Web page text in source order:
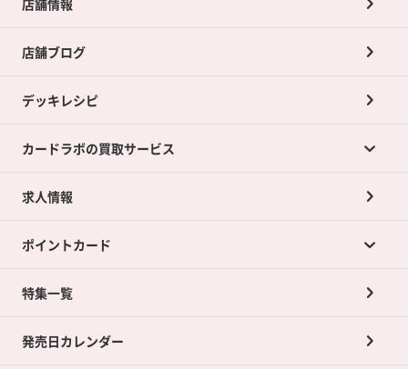
店舗ブログ
デッキレシピ
カードラボの買取サービス
カードラボの買取サービスTOP
店舗買取について
ネット買取について
買取承諾書について
求人情報
ポイントカード
ポイントカードTOP
ポイント交換景品
特集一覧
発売日カレンダー